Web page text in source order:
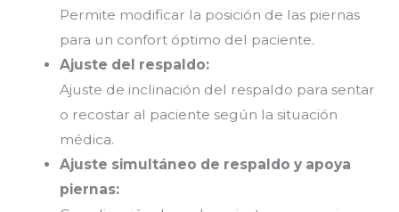
Permite modificar la posición de las piernas
para un confort óptimo del paciente.
Ajuste del respaldo:
Ajuste de inclinación del respaldo para sentar
o recostar al paciente según la situación
médica.
Ajuste simultáneo de respaldo y apoya
piernas: